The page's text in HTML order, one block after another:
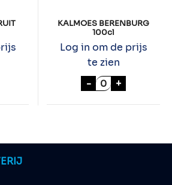
COCOS FRUIT 70cl aantal
KALMOES BERENBURG
100cl
Log in om de prijs
te zien
- KALMOES
+